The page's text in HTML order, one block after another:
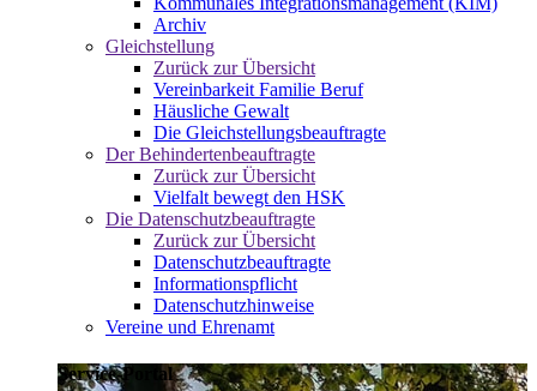
Archiv
Gleichstellung
Zurück zur Übersicht
Vereinbarkeit Familie Beruf
Häusliche Gewalt
Die Gleichstellungsbeauftragte
Der Behindertenbeauftragte
Zurück zur Übersicht
Vielfalt bewegt den HSK
Die Datenschutzbeauftragte
Zurück zur Übersicht
Datenschutzbeauftragte
Informationspflicht
Datenschutzhinweise
Vereine und Ehrenamt
Service-Portal